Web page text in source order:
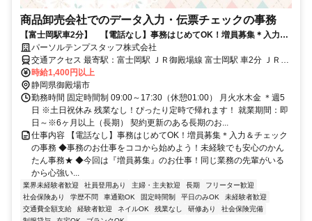
商品卸売会社でのデータ入力・伝票チェックの事務
【富士岡駅車2分】 【電話なし】事務はじめてOK！増員募集＊入力＆
チェックの事務
パーソルテンプスタッフ株式会社
交通アクセス 最寄駅：富士岡駅 ＪＲ御殿場線 富士岡駅 車2分 ＪＲ御
時給1,400円以上
静岡県御殿場市
勤務時間 固定時間制 09:00～17:30（休憩01:00） 月火水木金 ＊週5
日 ※土日祝休み 残業なし！ぴったり定時で帰れます！ 就業期間：即
日～※6ヶ月以上（長期） 契約更新のある長期のお...
仕事内容 【電話なし】事務はじめてOK！増員募集＊入力＆チェック
の事務 ◆事務のお仕事をココから始めよう！未経験でも安心のかん
たん事務★ ◆今回は『増員募集』のお仕事！同じ業務の先輩がいる
から心強い...
業界未経験者歓迎 社員登用あり 主婦・主夫歓迎 長期
フリーター歓迎
社会保険あり
学歴不問 車通勤OK 固定時間制 平日のみOK
未経験者歓迎
交通費全額支給
経験者歓迎 ネイルOK 残業なし 研修あり
社会保険完備